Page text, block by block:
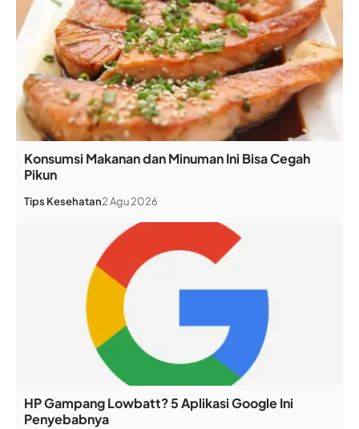
Konsumsi Makanan dan Minuman Ini Bisa Cegah
Pikun
Tips Kesehatan2 Agu 2026
HP Gampang Lowbatt? 5 Aplikasi Google Ini
Penyebabnya